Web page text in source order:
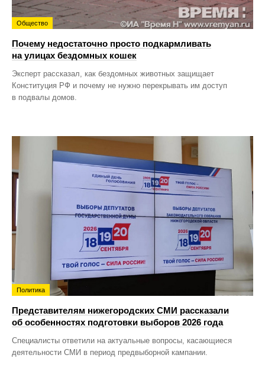
Общество
Почему недостаточно просто подкармливать
на улицах бездомных кошек
Эксперт рассказал, как бездомных животных защищает
Конституция РФ и почему не нужно перекрывать им доступ
в подвалы домов.
Политика
Представителям нижегородских СМИ рассказали
об особенностях подготовки выборов 2026 года
Специалисты ответили на актуальные вопросы, касающиеся
деятельности СМИ в период предвыборной кампании.